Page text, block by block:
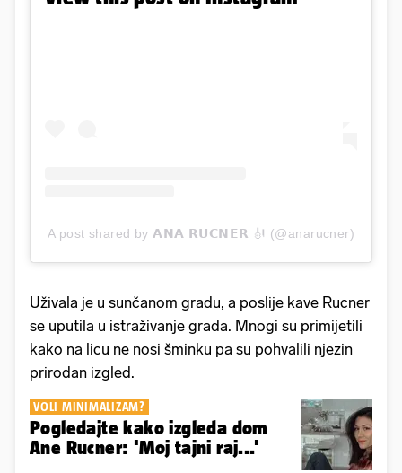
A post shared by 𝗔𝗡𝗔 𝗥𝗨𝗖𝗡𝗘𝗥 🎻 (@anarucner)
Uživala je u sunčanom gradu, a poslije kave Rucner
se uputila u istraživanje grada. Mnogi su primijetili
kako na licu ne nosi šminku pa su pohvalili njezin
prirodan izgled.
VOLI MINIMALIZAM?
Pogledajte kako izgleda dom
Ane Rucner: 'Moj tajni raj...'